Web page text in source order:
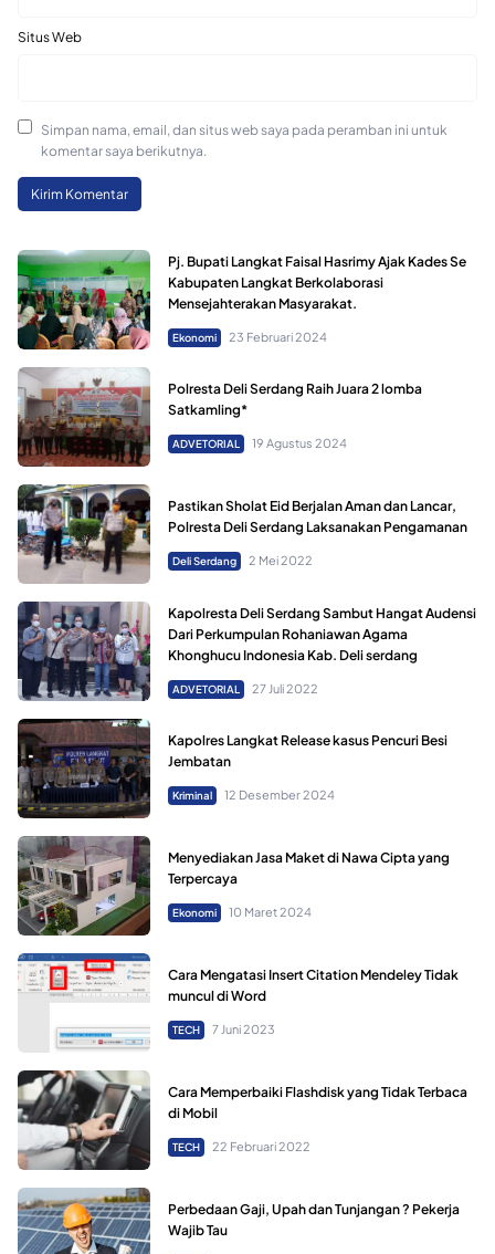
Situs Web
Simpan nama, email, dan situs web saya pada peramban ini untuk
komentar saya berikutnya.
Pj. Bupati Langkat Faisal Hasrimy Ajak Kades Se
Kabupaten Langkat Berkolaborasi
Mensejahterakan Masyarakat.
Ekonomi 23 Februari 2024
Polresta Deli Serdang Raih Juara 2 lomba
Satkamling*
ADVETORIAL 19 Agustus 2024
Pastikan Sholat Eid Berjalan Aman dan Lancar,
Polresta Deli Serdang Laksanakan Pengamanan
Deli Serdang 2 Mei 2022
Kapolresta Deli Serdang Sambut Hangat Audensi
Dari Perkumpulan Rohaniawan Agama
Khonghucu Indonesia Kab. Deli serdang
ADVETORIAL 27 Juli 2022
Kapolres Langkat Release kasus Pencuri Besi
Jembatan
Kriminal 12 Desember 2024
Menyediakan Jasa Maket di Nawa Cipta yang
Terpercaya
Ekonomi 10 Maret 2024
Cara Mengatasi Insert Citation Mendeley Tidak
muncul di Word
TECH 7 Juni 2023
Cara Memperbaiki Flashdisk yang Tidak Terbaca
di Mobil
TECH 22 Februari 2022
Perbedaan Gaji, Upah dan Tunjangan ? Pekerja
Wajib Tau